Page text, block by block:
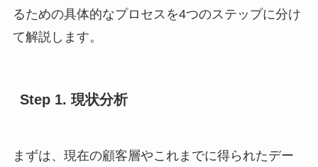
るための具体的なプロセスを4つのステップに分け
て解説します。
Step 1. 現状分析
まずは、現在の顧客層やこれまでに得られたデー